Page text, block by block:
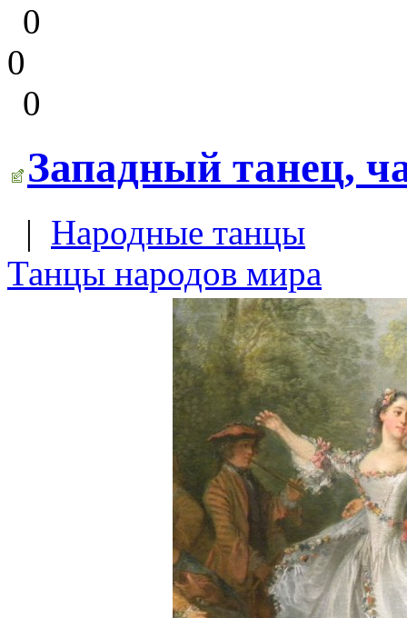
0
0
0
Западный танец,
| Народные танцы
Танцы народов мира